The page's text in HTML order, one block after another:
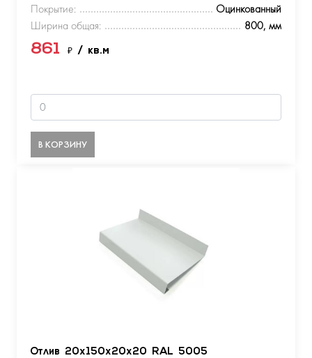
Покрытие:
Оцинкованный
Ширина общая:
800, мм
861 ₽ / кв.м
В КОРЗИНУ
Отлив 20х150х20х20 RAL 5005